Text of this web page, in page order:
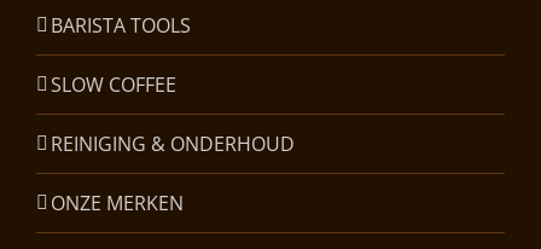
BARISTA TOOLS
SLOW COFFEE
REINIGING & ONDERHOUD
ONZE MERKEN